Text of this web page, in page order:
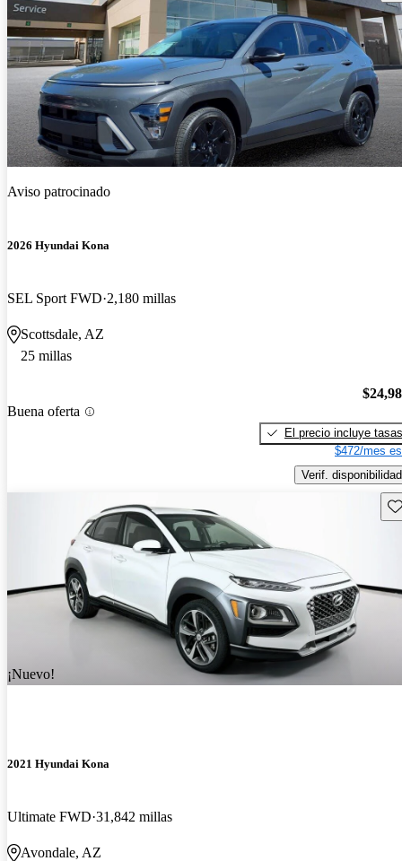
Aviso patrocinado
2026 Hyundai Kona
SEL Sport FWD 2,180 millas
Scottsdale, AZ
25 millas
Buena oferta
El precio incluye tasas
$472/mes
Verif. disponibilidad
¡Nuevo!
2021 Hyundai Kona
Ultimate FWD 31,842 millas
Avondale, AZ